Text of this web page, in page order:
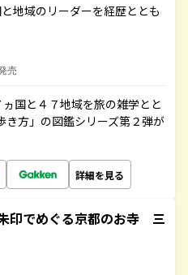
地域のリーダーを経歴ととも
売
国と４７地域を旅の雑学とと
き方」の図鑑シリーズ第２弾が
詳細を見る
印でめぐる京都のお寺 三